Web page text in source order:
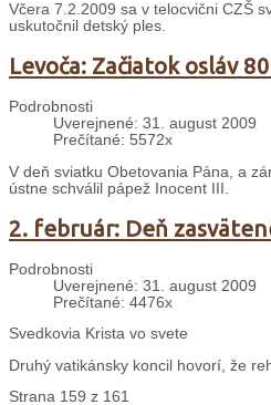
Včera 7.2.2009 sa v telocvični CZŠ
uskutočnil detský ples.
Levoča: Začiatok osláv
Podrobnosti
Uverejnené: 31. august 2009
Prečítané: 5572x
V deň sviatku Obetovania Pána, a
ústne schválil pápež Inocent III.
2. február: Deň
Podrobnosti
Uverejnené: 31. august 2009
Prečítané: 4476x
Svedkovia Krista vo svete
Druhý vatikánsky koncil hovorí, že
Strana 159 z 161